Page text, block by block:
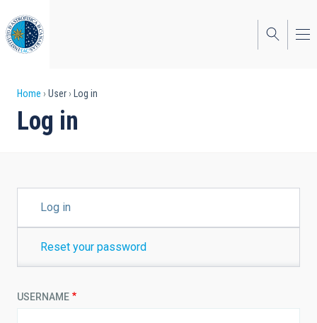
to
main
content
Breadcrumb
Home User Log in
Log in
TABSLog in
Reset your password
USERNAME